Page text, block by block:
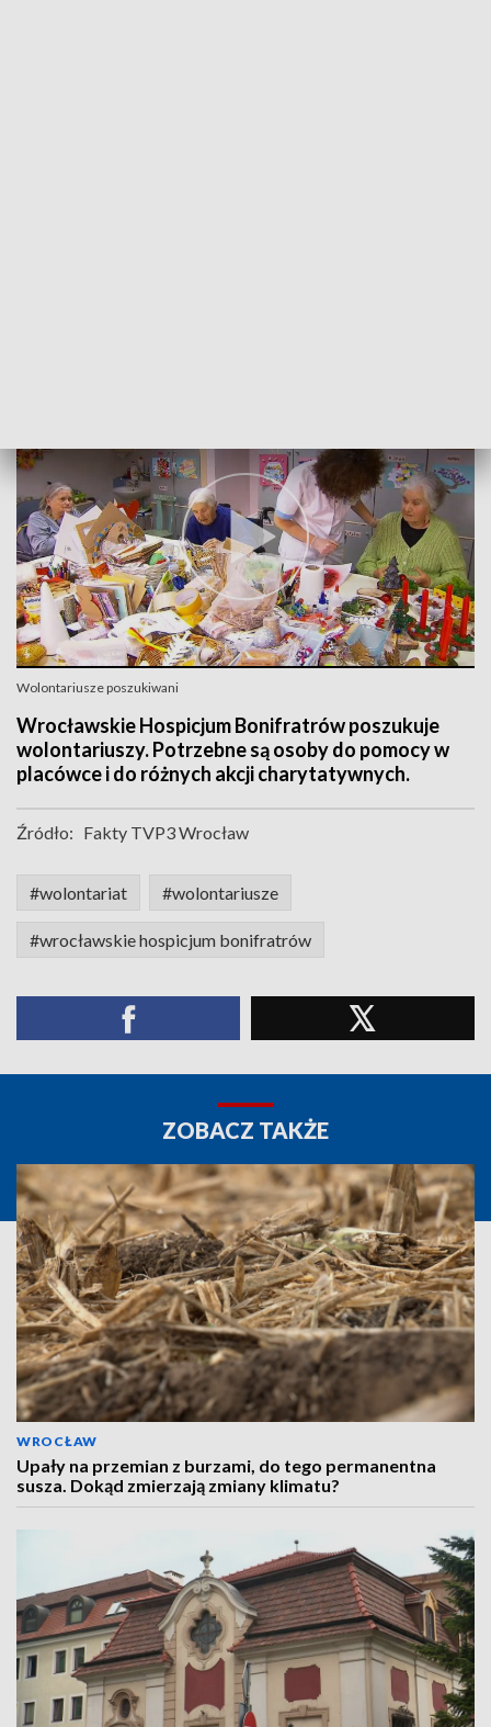
Wolontariusze poszukiwani
Wrocławskie Hospicjum Bonifratrów poszukuje
wolontariuszy. Potrzebne są osoby do pomocy w
placówce i do różnych akcji charytatywnych.
Źródło: Fakty TVP3 Wrocław
#wolontariat #wolontariusze
#wrocławskie hospicjum bonifratrów
ZOBACZ TAKŻE
WROCŁAW
Upały na przemian z burzami, do tego permanentna
susza. Dokąd zmierzają zmiany klimatu?